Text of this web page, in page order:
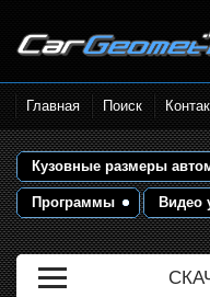
Размеры кузова
Контрольные точки и
размеры. Геометрия
Главная Поиск
Кузовные размеры
Программы Видео